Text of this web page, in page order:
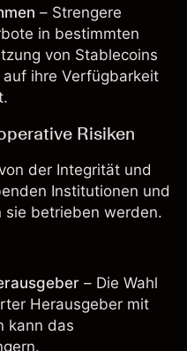
– Strengere
in bestimmten
von Stablecoins
ihre Verfügbarkeit
Risiken
der Integrität und
Institutionen und
sie betrieben werden.
– Die Wahl
Herausgeber mit
kann das